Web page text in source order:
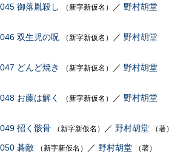
御落胤殺し （新字新仮名） ／ 野村胡堂
双生児の呪 （新字新仮名） ／ 野村胡堂
どんど焼き （新字新仮名） ／ 野村胡堂
お藤は解く （新字新仮名） ／ 野村胡堂
招く骸骨 （新字新仮名） ／ 野村胡堂 （著）
碁敵 （新字新仮名） ／ 野村胡堂 （著）